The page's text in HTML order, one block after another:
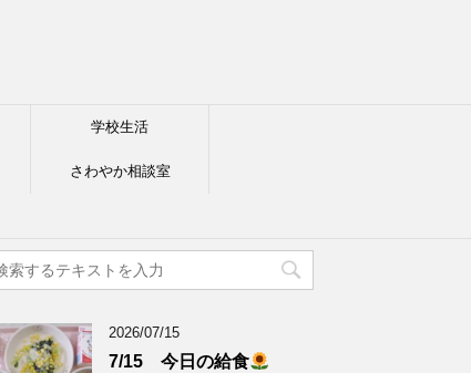
学校生活
さわやか相談室
2026/07/15
7/15 今日の給食